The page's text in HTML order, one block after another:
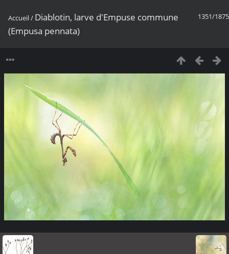
1351/1875
Accueil/ Diablotin, larve d'Empuse commune
(Empusa pennata)